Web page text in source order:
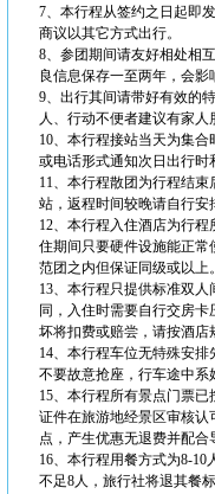
7、本行程从签约之日起即
商议以其它方式出行。
8、参团期间请友好相处相
良信息保存一至两年，会
9、出行其间请带好有效的
人、行动不便者建议有家
10、本行程接站当天为集
或电话形式通知次日出行
11、本行程散团为行程结
站，返程时间较晚请自行安
12、本行程入住酒店为行
住期间只要硬件设施能正
范团之内但保证同级或以上
13、本行程只提供标准双
同，入住时需要自行交房
坏将扣费或赔尝，请按酒
14、本行程车位无特殊安
不要故意抢座，行车途中
15、本行程所有景点门票
证件在旅游地经景区审核
点，产生优惠无退费并配
16、本行程用餐方式为8-
不足8人，旅行社将退其餐